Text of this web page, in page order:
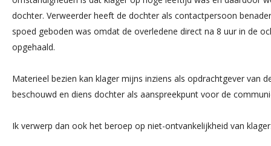
dochter. Verweerder heeft de dochter als contactpersoon
spoed geboden was omdat de overledene direct na 8 uur in de
opgehaald.
Materieel bezien kan klager mijns inziens als opdrachtgever van
beschouwd en diens dochter als aanspreekpunt voor de
Ik verwerp dan ook het beroep op niet-ontvankelijkheid van